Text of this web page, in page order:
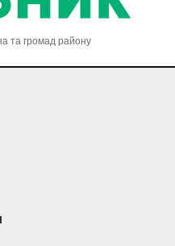
та громад району